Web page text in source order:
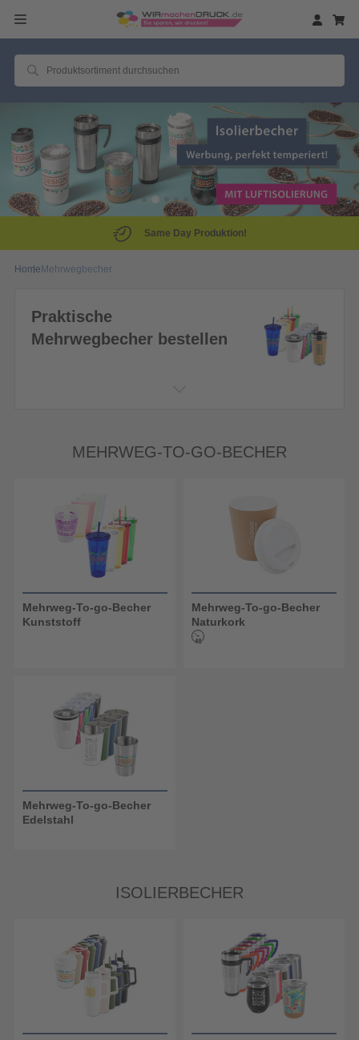
Same Day Produktion!
HomeMehrwegbecher
Praktische
Mehrwegbecher bestellen
MEHRWEG-TO-GO-BECHER
Mehrweg-To-go-Becher
Kunststoff
Mehrweg-To-go-Becher
Naturkork
Mehrweg-To-go-Becher
Edelstahl
ISOLIERBECHER